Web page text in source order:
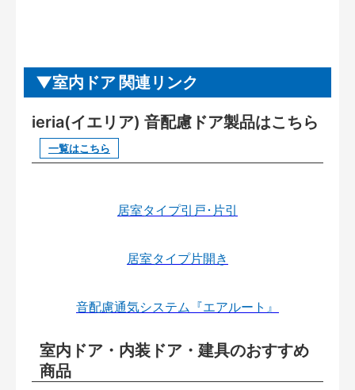
室内ドア 関連リンク
ieria(イエリア) 音配慮ドア製品はこちら
一覧はこちら
居室タイプ引戸･片引
居室タイプ片開き
音配慮通気システム『エアルート』
室内ドア・内装ドア・建具のおすすめ
商品